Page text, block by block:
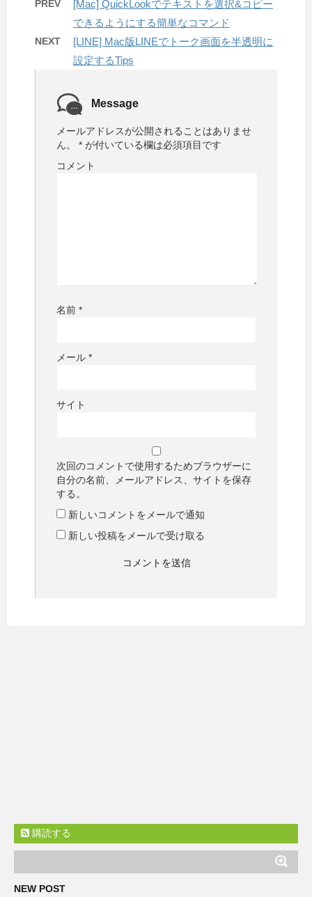
PREV
[Mac] QuickLookでテキストを選択&コピー
できるようにする簡単なコマンド
NEXT
[LINE] Mac版LINEでトーク画面を半透明に
設定するTips
Message
メールアドレスが公開されることはありませ
ん。
* が付いている欄は必須項目です
コメント
名前 *
メール *
サイト
次回のコメントで使用するためブラウザーに
自分の名前、メールアドレス、サイトを保存
する。
新しいコメントをメールで通知
新しい投稿をメールで受け取る
購読する
NEW POST